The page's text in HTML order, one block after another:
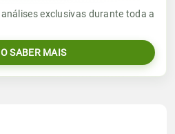
Umidade do ar
36%94%
Lua
Umidade do ar
Vento
WNW - 4km/h
exclusivas durante toda a
SABER MAIS